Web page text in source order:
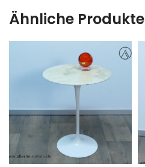
Ähnliche Produkte